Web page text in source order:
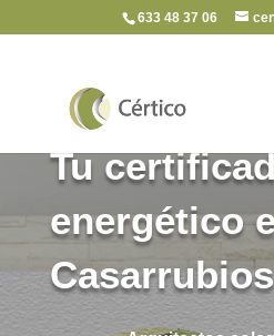
633 48 37 06
Tu
energético